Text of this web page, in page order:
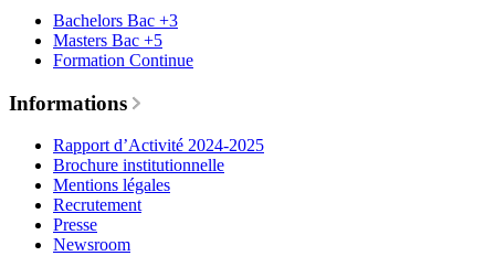
Bachelors Bac +3
Masters Bac +5
Formation Continue
Informations
Rapport d’Activité 2024-2025
Brochure institutionnelle
Mentions légales
Recrutement
Presse
Newsroom